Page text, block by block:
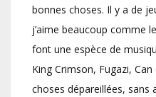
bonnes choses. Il y a de
j’aime beaucoup comme
font une espèce de
King Crimson, Fugazi,
choses dépareillées, sans